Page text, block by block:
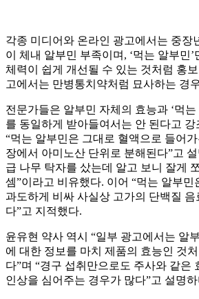
각종 미디어와 온라인 광고에서는 중장
이 체내 알부민 부족이며, ‘먹는 알부민
체력이 쉽게 개선될 수 있는 것처럼 홍
고에서는 만병통치약처럼 묘사하는 경
전문가들은 알부민 자체의 효능과 ‘먹
를 동일하게 받아들여서는 안 된다고
“먹는 알부민은 그대로 혈액으로 들어
장에서 아미노산 단위로 분해된다”고
급 나무 탁자를 샀는데 알고 보니 잘게
셈”이라고 비유했다. 이어 “먹는 알부민
과도하게 비싸 사실상 고가의 단백질 음
다”고 지적했다.
윤유현 약사 역시 “일부 광고에서는 알
에 대한 정보를 마치 제품의 효능인 것
다”며 “경구 섭취만으로도 주사와 같은
인상을 심어주는 경우가 많다”고 설명